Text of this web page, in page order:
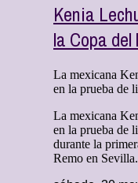
Kenia
la Copa del
La mexicana
en la prueba de
La mexicana
en la prueba de
durante la
Remo en